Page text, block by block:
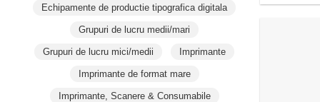
Echipamente de productie tipografica digitala
Grupuri de lucru medii/mari
Grupuri de lucru mici/medii Imprimante
Imprimante de format mare
Imprimante, Scanere & Consumabile